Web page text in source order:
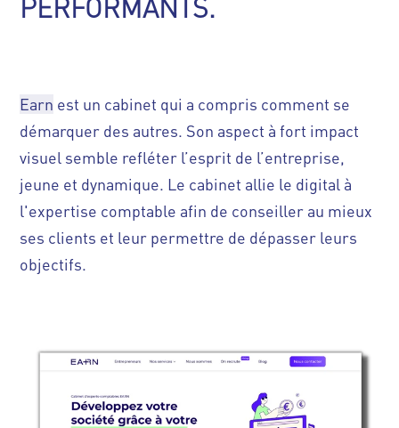
PERFORMANTS.
Earn est un cabinet qui a compris comment se
démarquer des autres. Son aspect à fort impact
visuel semble refléter l’esprit de l’entreprise,
jeune et dynamique. Le cabinet allie le digital à
l'expertise comptable afin de conseiller au mieux
ses clients et leur permettre de dépasser leurs
objectifs.